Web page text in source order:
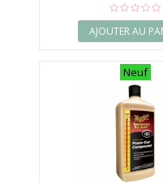
AJOUTER AU
Neuf